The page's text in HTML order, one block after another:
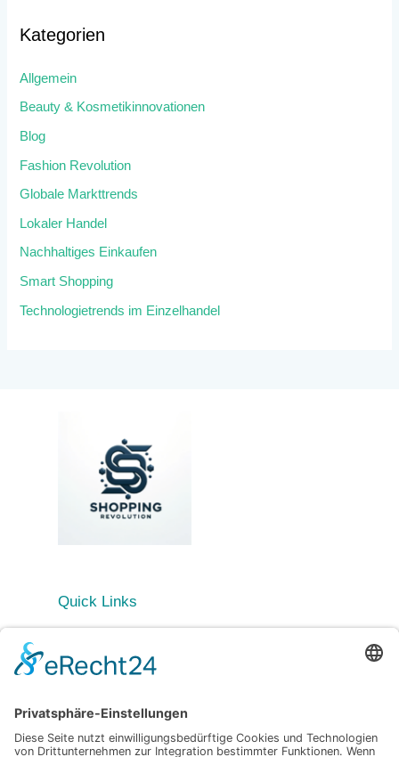
Kategorien
Allgemein
Beauty & Kosmetikinnovationen
Blog
Fashion Revolution
Globale Markttrends
Lokaler Handel
Nachhaltiges Einkaufen
Smart Shopping
Technologietrends im Einzelhandel
Quick Links
Blog
Allgemein
Beauty & Kosmetikinnovationen